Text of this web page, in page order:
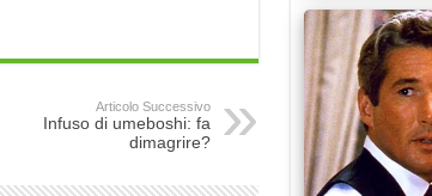
Articolo Successivo
Infuso di umeboshi: fa
dimagrire?